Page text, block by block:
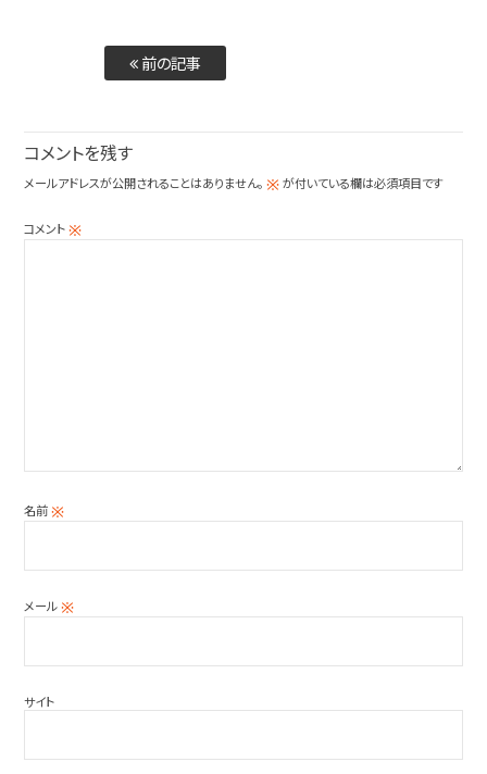
前の記事
コメントを残す
メールアドレスが公開されることはありません。 ※が付いている欄は必須項目です
コメント※
名前※
メール※
サイト